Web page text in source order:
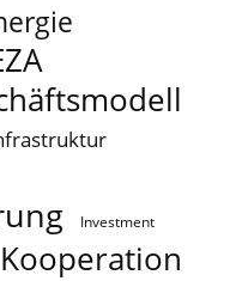
Investment
Kooperation